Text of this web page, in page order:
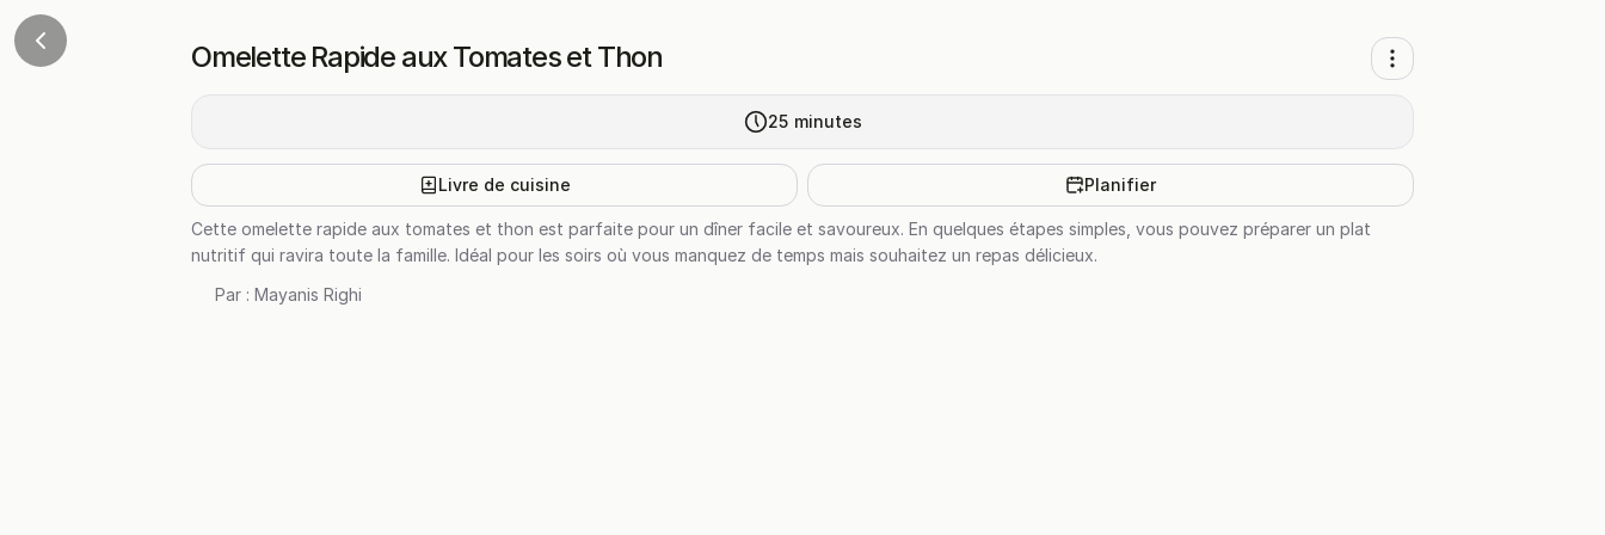
Omelette Rapide aux Tomates et Thon
25 minutes
Livre de cuisine Planifier
Cette omelette rapide aux tomates et thon est parfaite pour un dîner facile et savoureux. En quelques étapes simples, vous pouvez préparer un plat
nutritif qui ravira toute la famille. Idéal pour les soirs où vous manquez de temps mais souhaitez un repas délicieux.
Par : Mayanis Righi